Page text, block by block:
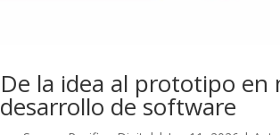
De la idea al prototipo
desarrollo de software